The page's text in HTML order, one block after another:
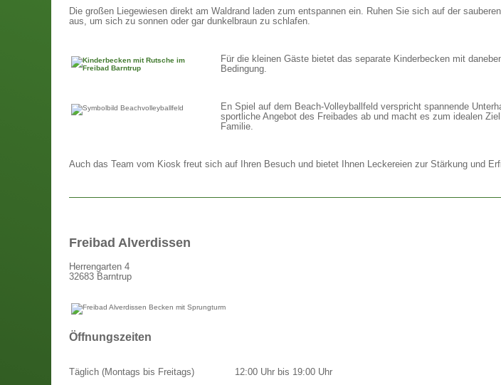
Die großen Liegewiesen direkt am Waldrand laden zum entspannen ein. Ruhen Sie sich auf der
aus, um sich zu sonnen oder gar dunkelbraun zu schlafen.
Für die kleinen Gäste bietet das separate Kinderbecken mit
Bedingung.
En Spiel auf dem Beach-Volleyballfeld verspricht spannende
sportliche Angebot des Freibades ab und macht es zum idealen
Familie.
Auch das Team vom Kiosk freut sich auf Ihren Besuch und bietet Ihnen Leckereien zur Stärkung und
Freibad Alverdissen
Herrengarten 4
32683 Barntrup
Öffnungszeiten
Täglich (Montags bis Freitags)
12:00 Uhr bis 19:00 Uhr